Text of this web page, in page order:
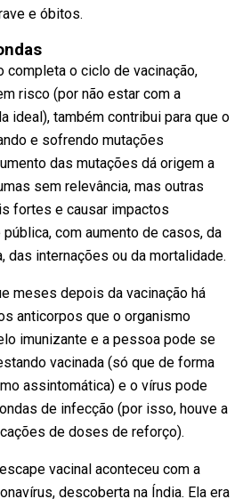
e óbitos.
completa o ciclo de vacinação,
risco (por não estar com a
ideal), também contribui para que o
e sofrendo mutações
das mutações dá origem a
sem relevância, mas outras
fortes e causar impactos
com aumento de casos, da
das internações ou da mortalidade.
meses depois da vacinação há
anticorpos que o organismo
imunizante e a pessoa pode se
vacinada (só que de forma
assintomática) e o vírus pode
de infecção (por isso, houve a
de doses de reforço).
vacinal aconteceu com a
descoberta na Índia. Ela era